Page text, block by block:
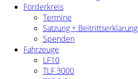
Förderkreis
Termine
Satzung + Beitrittserklärung
Spenden
Fahrzeuge
LF10
TLF 3000